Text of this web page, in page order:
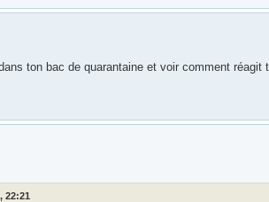
ton bac de quarantaine et voir comment réagit
22:21